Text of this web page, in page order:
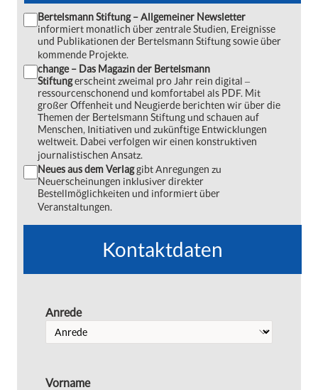
Bertelsmann Stiftung – Allgemeiner Newsletter
informiert monatlich über zentrale Studien, Ereignisse
und Publikationen der Bertelsmann Stiftung sowie über
kommende Projekte.
change – Das Magazin der Bertelsmann
Stiftungerscheint zweimal pro Jahr rein digital ‒
ressourcenschonend und komfortabel als PDF. Mit
großer Offenheit und Neugierde berichten wir über die
Themen der Bertelsmann Stiftung und schauen auf
Menschen, Initiativen und zukünftige Entwicklungen
weltweit. Dabei verfolgen wir einen konstruktiven
journalistischen Ansatz.
Neues aus dem Verlaggibt Anregungen zu
Neuerscheinungen inklusiver direkter
Bestellmöglichkeiten und informiert über
Veranstaltungen.
Kontaktdaten
Anrede
Vorname